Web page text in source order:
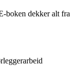
dekker alt